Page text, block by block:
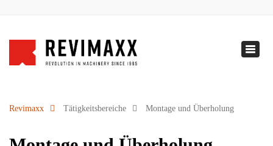
info@revimaxx.com
NL-
Revimaxx Tätigkeitsbereiche Montage und Überholung